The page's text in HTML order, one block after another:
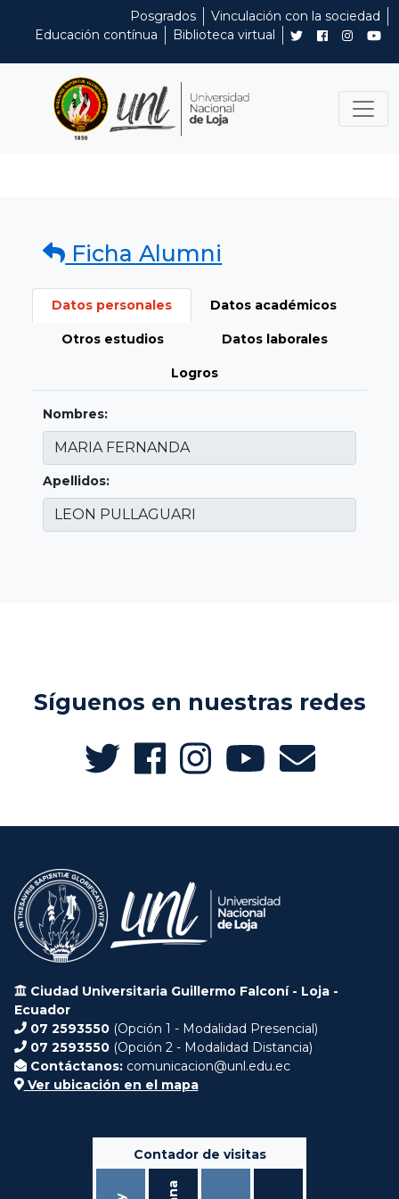
Posgrados
Vinculación con la sociedad
Educación contínua
Biblioteca virtual
Ficha Alumni
Datos personales Datos académicos
Otros estudios Datos laborales
Logros
Nombres:
Apellidos:
Síguenos en nuestras redes
Ciudad Universitaria Guillermo Falconí - Loja -
Ecuador
07 2593550 (Opción 1 - Modalidad Presencial)
07 2593550 (Opción 2 - Modalidad Distancia)
Contáctanos: comunicacion@unl.edu.ec
Ver ubicación en el mapa
Contador de visitas